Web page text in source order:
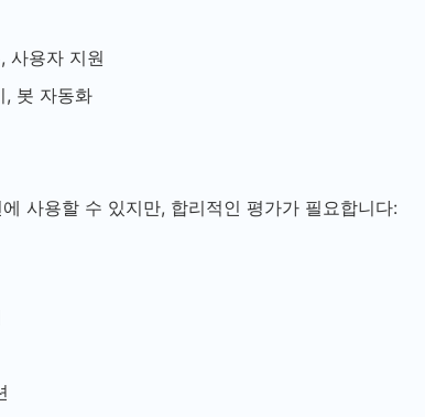
사용자 지원
, 봇 자동화
사용할 수 있지만, 합리적인 평가가 필요합니다: